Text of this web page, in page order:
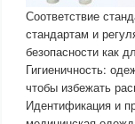
Соответствие
стандартам и
безопасности как
Гигиеничность:
чтобы избежать
Идентификация и